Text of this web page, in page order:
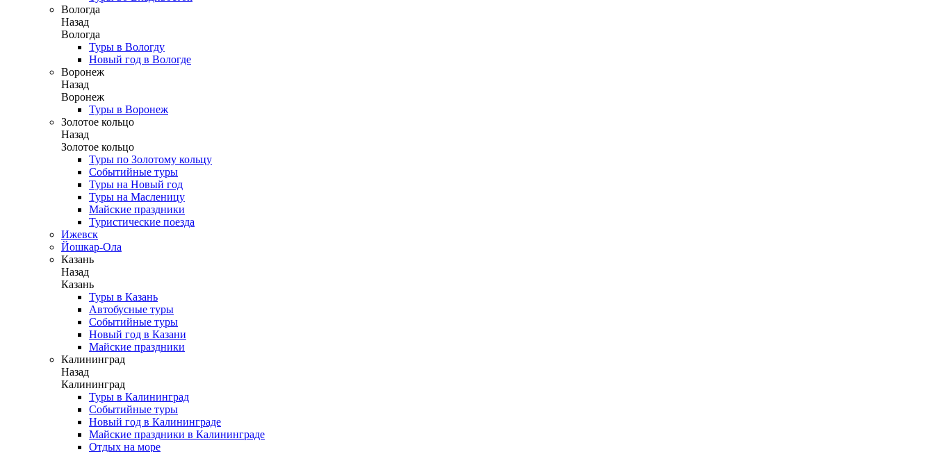
Вологда
Назад
Вологда
Туры в Вологду
Новый год в Вологде
Воронеж
Назад
Воронеж
Туры в Воронеж
Золотое кольцо
Назад
Золотое кольцо
Туры по Золотому кольцу
Событийные туры
Туры на Новый год
Туры на Масленицу
Майские праздники
Туристические поезда
Ижевск
Йошкар-Ола
Казань
Назад
Казань
Туры в Казань
Автобусные туры
Событийные туры
Новый год в Казани
Майские праздники
Калининград
Назад
Калининград
Туры в Калининград
Событийные туры
Новый год в Калининграде
Майские праздники в Калининграде
Отдых на море